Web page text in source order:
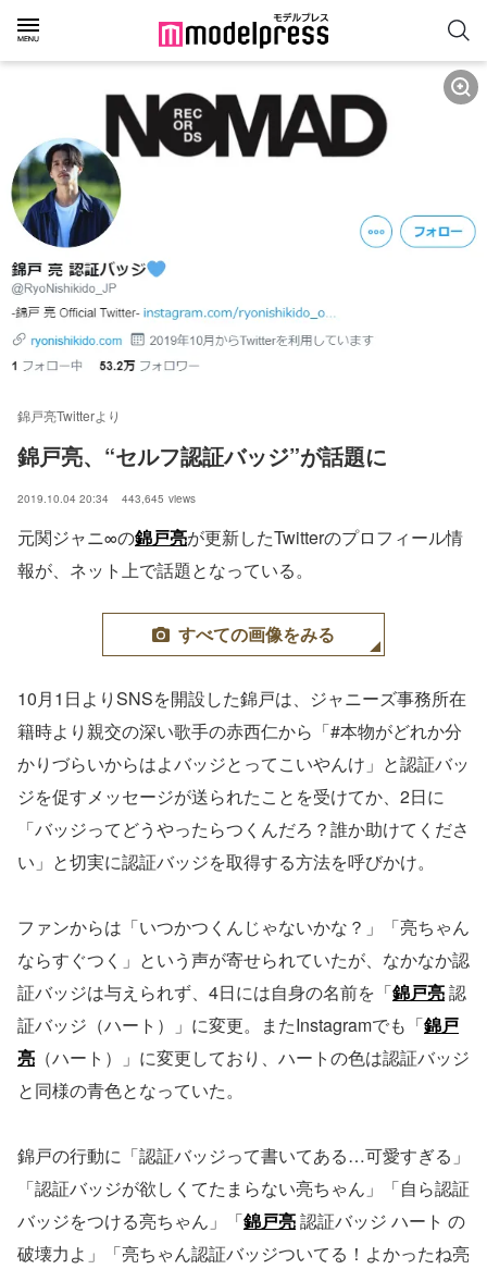
錦戸亮Twitterより
錦戸亮、“セルフ認証バッジ”が話題に
2019.10.04 20:34 443,645 views
元関ジャニ∞の錦戸亮が更新したTwitterのプロフィール情
報が、ネット上で話題となっている。
すべての画像をみる
10月1日よりSNSを開設した錦戸は、ジャニーズ事務所在
籍時より親交の深い歌手の赤西仁から「#本物がどれか分
かりづらいからはよバッジとってこいやんけ」と認証バッ
ジを促すメッセージが送られたことを受けてか、2日に
「バッジってどうやったらつくんだろ？誰か助けてくださ
い」と切実に認証バッジを取得する方法を呼びかけ。
ファンからは「いつかつくんじゃないかな？」「亮ちゃん
ならすぐつく」という声が寄せられていたが、なかなか認
証バッジは与えられず、4日には自身の名前を「錦戸亮認
証バッジ（ハート）」に変更。またInstagramでも「錦戸
亮 （ハート）」に変更しており、ハートの色は認証バッジ
と同様の青色となっていた。
錦戸の行動に「認証バッジって書いてある…可愛すぎる」
「認証バッジが欲しくてたまらない亮ちゃん」「自ら認証
バッジをつける亮ちゃん」「錦戸亮認証バッジ ハート の
破壊力よ」「亮ちゃん認証バッジついてる！よかったね亮